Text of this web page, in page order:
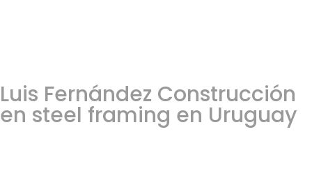
Luis Fernández Construcción
en steel framing en Uruguay